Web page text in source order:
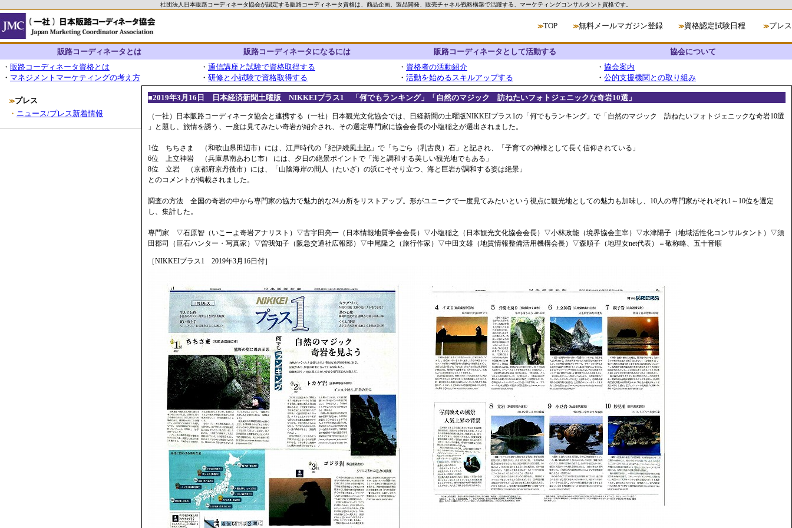
社団法人日本販路コーディネータ協会が認定する販路コーディネータ資格は、商品企画、製品開発、販売チャネル戦略構築で活躍する、マーケティングコンサルタント資格です。
≫TOP ≫無料メールマガジン登録 ≫資格認定試験日程 ≫プレス
販路コーディネータとは 販路コーディネータになるには 販路コーディネータとして活動する
協会について
・ 販路コーディネータ資格とは
・ マネジメントマーケティングの考え方
・ 通信講座と試験で資格取得する
・ 研修と小試験で資格取得する
・ 資格者の活動紹介
・ 活動を始めるスキルアップする
・ 協会案内
・ 公的支援機関との取り組み
≫プレス
・ ニュース/プレス新着情報
■2019年3月16日 日本経済新聞土曜版 NIKKEIプラス1 「何でもランキング」「自然のマジック 訪ねたいフォトジェニックな奇岩10選」
（一社）日本販路コーディネータ協会と連携する（一社）日本観光文化協会では、日経新聞の土曜版NIKKEIプラス1の「何でもランキング」で「自然のマジック 訪ねたいフォトジェニックな奇岩10選
」と題し、旅情を誘う、一度は見てみたい奇岩が紹介され、その選定専門家に協会会長の小塩稲之が選出されました。
1位 ちちさま （和歌山県田辺市）には、江戸時代の「紀伊続風土記」で「ちごら（乳古良）石」と記され、「子育ての神様として長く信仰されている」
6位 上立神岩 （兵庫県南あわじ市） には、夕日の絶景ポイントで「海と調和する美しい観光地でもある」
8位 立岩 （京都府京丹後市）には、「山陰海岸の間人（たいざ）の浜にそそり立つ、海と巨岩が調和する姿は絶景」
とのコメントが掲載されました。
調査の方法 全国の奇岩の中から専門家の協力で魅力的な24カ所をリストアップ。形がユニークで一度見てみたいという視点に観光地としての魅力も加味し、10人の専門家がそれぞれ1～10位を選定
し、集計した。
専門家 ▽石原智（いこーよ奇岩アナリスト）▽古宇田亮一（日本情報地質学会会長）▽小塩稲之（日本観光文化協会会長）▽小林政能（境界協会主宰）▽水津陽子（地域活性化コンサルタント）▽須
田郡司（巨石ハンター・写真家）▽曽我知子（阪急交通社広報部）▽中尾隆之（旅行作家）▽中田文雄（地質情報整備活用機構会長）▽森順子（地理女net代表）＝敬称略、五十音順
［NIKKEIプラス1 2019年3月16日付］